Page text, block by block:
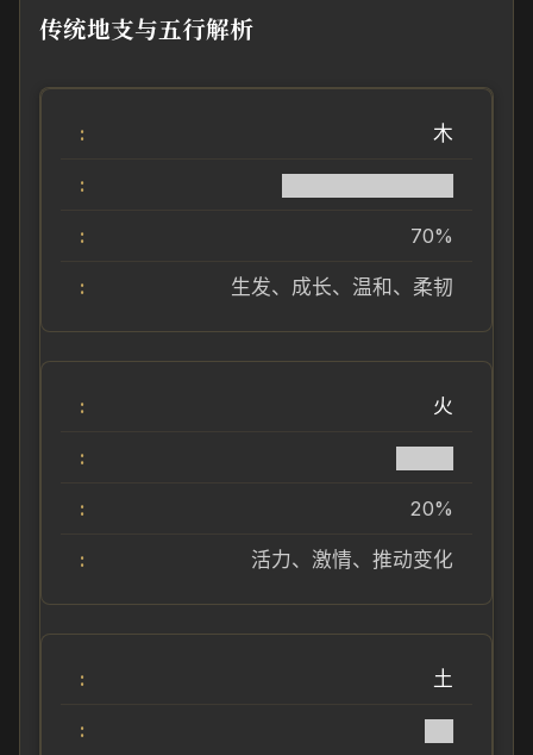
传统地支与五行解析
木
70%
生发、成长、温和、柔韧
火
20%
活力、激情、推动变化
土